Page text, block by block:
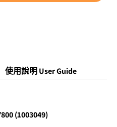
使用說明 User Guide
(1003049)